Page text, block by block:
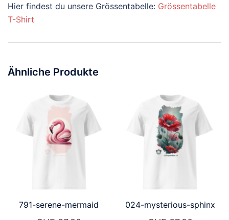
Hier findest du unsere Grössentabelle: Grössentabelle
T-Shirt
Ähnliche Produkte
791-serene-mermaid 024-mysterious-sphinx